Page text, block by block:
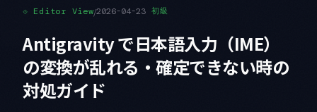
⟐ Editor View/2026-04-23 初級
Antigravity で日本語入力（IME）
の変換が乱れる・確定できない時の
対処ガイド